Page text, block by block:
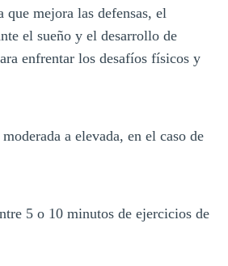
que mejora las defensas, el
el sueño y el desarrollo de
enfrentar los desafíos físicos y
a elevada, en el caso de
5 o 10 minutos de ejercicios de